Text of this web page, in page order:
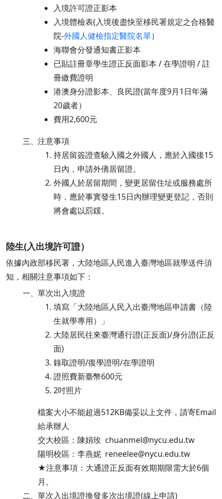
入境許可證正影本
入境體檢表(入境後盡快至移民署規定之合格醫
院-外國人健檢指定醫院名單）
海聯會分發通知書正影本
已貼註冊章學生證正反面影本 / 在學證明 / 註
冊繳費證明
港澳身分證影本、良民證(當年度9月1日年滿
20歲者）
費用2,600元
三、 注意事項
持居留簽證查驗入國之外國人，應於入國後15
日內，申請外僑居留證。
外國人於居留期間，變更居留住址或服務處所
時，應於事實發生15日內辦理變更登記，否則
將會處以罰鍰。
陸生(入出境許可證）
依據內政部移民署，大陸地區人民進入臺灣地區就學送件須
知，相關注意事項如下：
一、 單次出入境證
填寫「大陸地區人民入出臺灣地區申請書（陸
生就學專用）」
大陸居民往來臺灣通行證(正反面)/身分證(正反
面)
錄取證明/復學證明/在學證明
證照費新臺幣600元
2吋照片
檔案大小不能超過512KB備妥以上文件，請寄Email
給承辦人
交大校區：陳娟玫 chuanmel@nycu.edu.tw
陽明校區：李燕妮 reneelee@nycu.edu.tw
★注意事項：大通證正反面有效期期限需大於6個
月。
二、 單次入出境證換發多次出境證(線上申請)